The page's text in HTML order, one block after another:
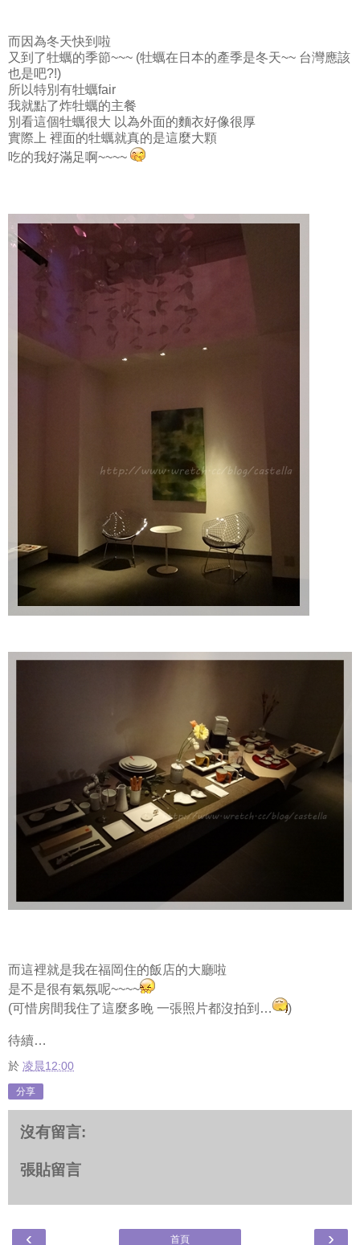
而因為冬天快到啦
又到了牡蠣的季節~~~ (牡蠣在日本的產季是冬天~~ 台灣應該
也是吧?!)
所以特別有牡蠣fair
我就點了炸牡蠣的主餐
別看這個牡蠣很大 以為外面的麵衣好像很厚
實際上 裡面的牡蠣就真的是這麼大顆
吃的我好滿足啊~~~~
而這裡就是我在福岡住的飯店的大廳啦
是不是很有氣氛呢~~~~
(可惜房間我住了這麼多晚 一張照片都沒拍到…
)
待續…
於 凌晨12:00
分享
沒有留言:
張貼留言
‹ ›
首頁